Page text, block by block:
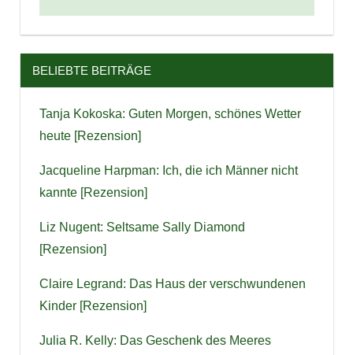
BELIEBTE BEITRÄGE
Tanja Kokoska: Guten Morgen, schönes Wetter
heute [Rezension]
Jacqueline Harpman: Ich, die ich Männer nicht
kannte [Rezension]
Liz Nugent: Seltsame Sally Diamond
[Rezension]
Claire Legrand: Das Haus der verschwundenen
Kinder [Rezension]
Julia R. Kelly: Das Geschenk des Meeres